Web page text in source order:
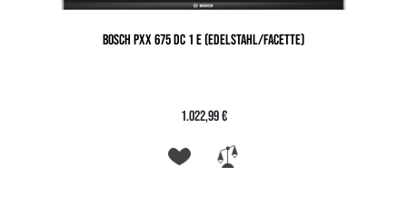
BOSCH PXX 675 DC 1 E (EDELSTAHL/FACETTE)
1.022,99 €